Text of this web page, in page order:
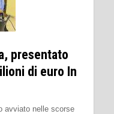
presentato
di euro In
avviato nelle scorse